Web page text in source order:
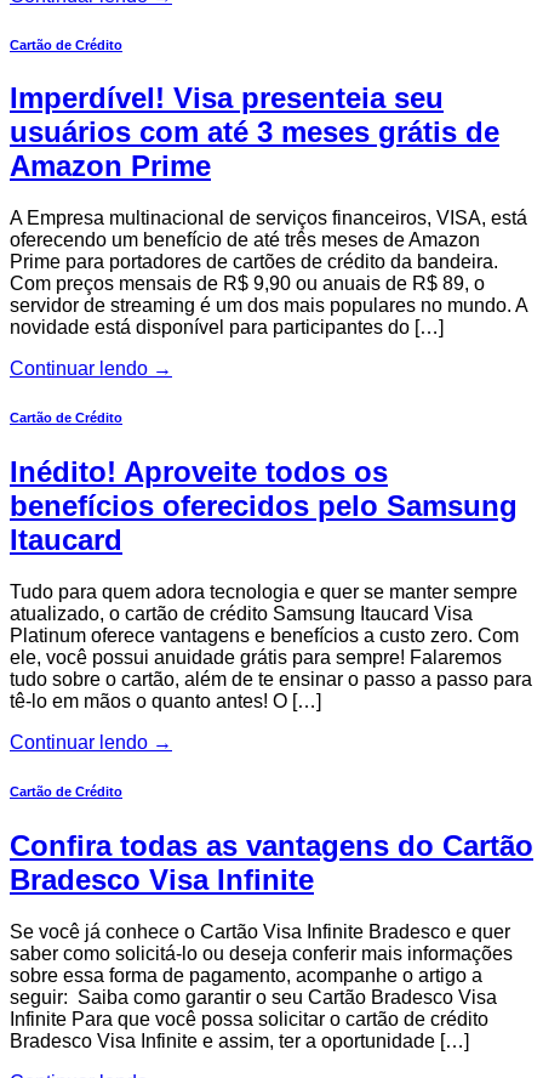
Cartão de Crédito
Imperdível! Visa presenteia seu
usuários com até 3 meses grátis de
Amazon Prime
A Empresa multinacional de serviços financeiros, VISA, está
oferecendo um benefício de até três meses de Amazon
Prime para portadores de cartões de crédito da bandeira.
Com preços mensais de R$ 9,90 ou anuais de R$ 89, o
servidor de streaming é um dos mais populares no mundo. A
novidade está disponível para participantes do […]
Continuar lendo →
Cartão de Crédito
Inédito! Aproveite todos os
benefícios oferecidos pelo Samsung
Itaucard
Tudo para quem adora tecnologia e quer se manter sempre
atualizado, o cartão de crédito Samsung Itaucard Visa
Platinum oferece vantagens e benefícios a custo zero. Com
ele, você possui anuidade grátis para sempre! Falaremos
tudo sobre o cartão, além de te ensinar o passo a passo para
tê-lo em mãos o quanto antes! O […]
Continuar lendo →
Cartão de Crédito
Confira todas as vantagens do Cartão
Bradesco Visa Infinite
Se você já conhece o Cartão Visa Infinite Bradesco e quer
saber como solicitá-lo ou deseja conferir mais informações
sobre essa forma de pagamento, acompanhe o artigo a
seguir: Saiba como garantir o seu Cartão Bradesco Visa
Infinite Para que você possa solicitar o cartão de crédito
Bradesco Visa Infinite e assim, ter a oportunidade […]